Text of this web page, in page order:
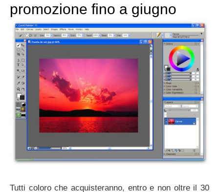
promozione fino a giugno
Tutti coloro che acquisteranno, entro e non oltre il 30